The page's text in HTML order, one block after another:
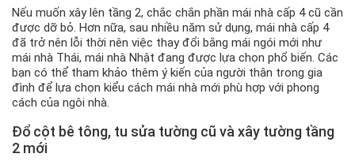
Nếu muốn xây lên tầng 2, chắc chắn phần mái nhà cấp 4 cũ cần
được dỡ bỏ. Hơn nữa, sau nhiều năm sử dụng, mái nhà cấp 4
đã trở nên lỗi thời nên việc thay đổi bằng mái ngói mới như
mái nhà Thái, mái nhà Nhật đang được lựa chọn phổ biến. Các
bạn có thể tham khảo thêm ý kiến của người thân trong gia
đình để lựa chọn kiểu cách mái nhà mới phù hợp với phong
cách của ngôi nhà.
Đổ cột bê tông, tu sửa tường cũ và xây tường tầng
2 mới